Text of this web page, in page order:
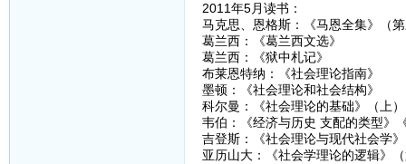
2011年5月读书：
马克思、恩格斯：《马恩全集》（
葛兰西：《葛兰西文选》
葛兰西：《狱中札记》
布莱恩特纳：《社会理论指南》
墨顿：《社会理论和社会结构》
科尔曼：《社会理论的基础》（上）
韦伯：《经济与历史 支配的类型》
吉登斯：《社会理论与现代社会学》
亚历山大：《社会学理论的逻辑》